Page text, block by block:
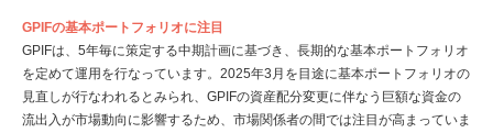
GPIFの基本ポートフォリオに注目
GPIFは、5年毎に策定する中期計画に基づき、長期的な基本ポートフォリオ
を定めて運用を行なっています。2025年3月を目途に基本ポートフォリオの
見直しが行なわれるとみられ、GPIFの資産配分変更に伴なう巨額な資金の
流出入が市場動向に影響するため、市場関係者の間では注目が高まっていま